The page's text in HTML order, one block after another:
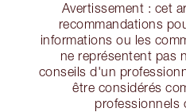
Avertissement : cet
recommandations
informations ou les
ne représentent pas
conseils d'un
être considérés
professionnels